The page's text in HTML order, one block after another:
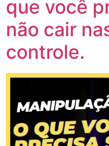
que você
não cair
controle.